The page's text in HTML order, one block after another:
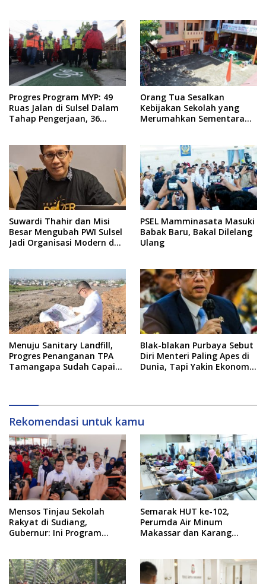
Progres Program MYP: 49
Ruas Jalan di Sulsel Dalam
Tahap Pengerjaan, 36
Orang Tua Sesalkan
Kebijakan Sekolah yang
Merumahkan Sementara
Suwardi Thahir dan Misi
Besar Mengubah PWI Sulsel
Jadi Organisasi Modern dan
PSEL Mamminasata Masuki
Babak Baru, Bakal Dilelang
Ulang
Menuju Sanitary Landfill,
Progres Penanganan TPA
Tamangapa Sudah Capai
Blak-blakan Purbaya Sebut
Diri Menteri Paling Apes di
Dunia, Tapi Yakin Ekonomi
Rekomendasi untuk kamu
Mensos Tinjau Sekolah
Rakyat di Sudiang,
Gubernur: Ini Program
Semarak HUT ke-102,
Perumda Air Minum
Makassar dan Karang